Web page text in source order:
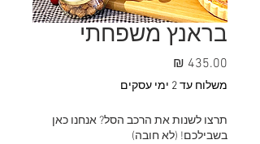
בראנץ משפחתי
משלוח עד 2 ימי עסקים
תרצו לשנות את הרכב הסל? אנחנו כאן
בשבילכם! (לא חובה)